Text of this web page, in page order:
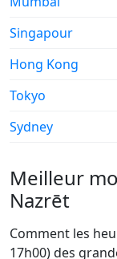
Singapour
Hong Kong
Tokyo
Sydney
Meilleur
Nazrēt
Comment les
17h00) des